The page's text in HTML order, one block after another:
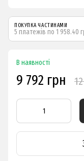
ПОКУПКА ЧАСТИНАМИ
5 платежів по 1 958.40
В наявності
9 792 грн